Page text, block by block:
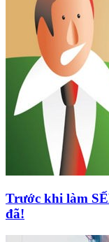
Trước khi làm
đã!